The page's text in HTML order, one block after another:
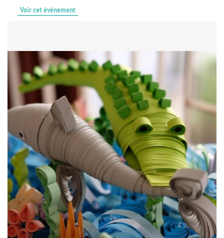
Voir cet événement